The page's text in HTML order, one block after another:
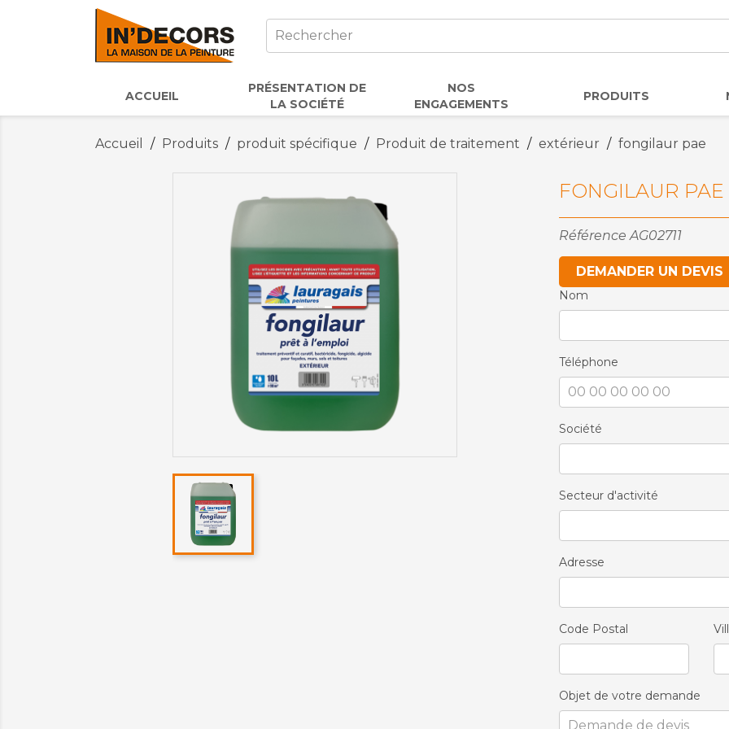
ACCUEIL
PRÉSENTATION DE
LA SOCIÉTÉ
NOS
ENGAGEMENTS
PRODUITS
Accueil Produits produit spécifique Produit de traitement extérieur fongilaur pae
FONGILAUR PAE
Référence AG02711
DEMANDER UN DEVIS
Nom
Téléphone
Société
Secteur d'activité
Adresse
Code Postal
Objet de votre demande